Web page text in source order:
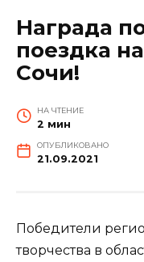
Награда
поездка
Сочи!
НА ЧТЕНИЕ
2 мин
ОПУБЛИКОВАНО
21.09.2021
Победители
творчества в